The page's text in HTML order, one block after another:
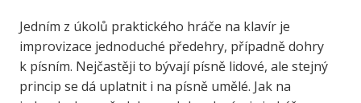
Jedním z úkolů praktického hráče na klavír je
improvizace jednoduché předehry, případně dohry
k písním. Nejčastěji to bývají písně lidové, ale stejný
princip se dá uplatnit i na písně umělé. Jak na